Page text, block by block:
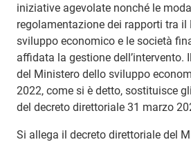
iniziative agevolate nonché le
regolamentazione dei rapporti tra
sviluppo economico e le società
affidata la gestione dell’intervento.
del Ministero dello sviluppo
2022, come si è detto, sostituisce
del decreto direttoriale 31 marzo
Si allega il decreto direttoriale del